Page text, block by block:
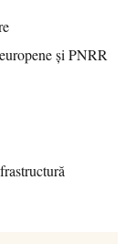
și PNRR